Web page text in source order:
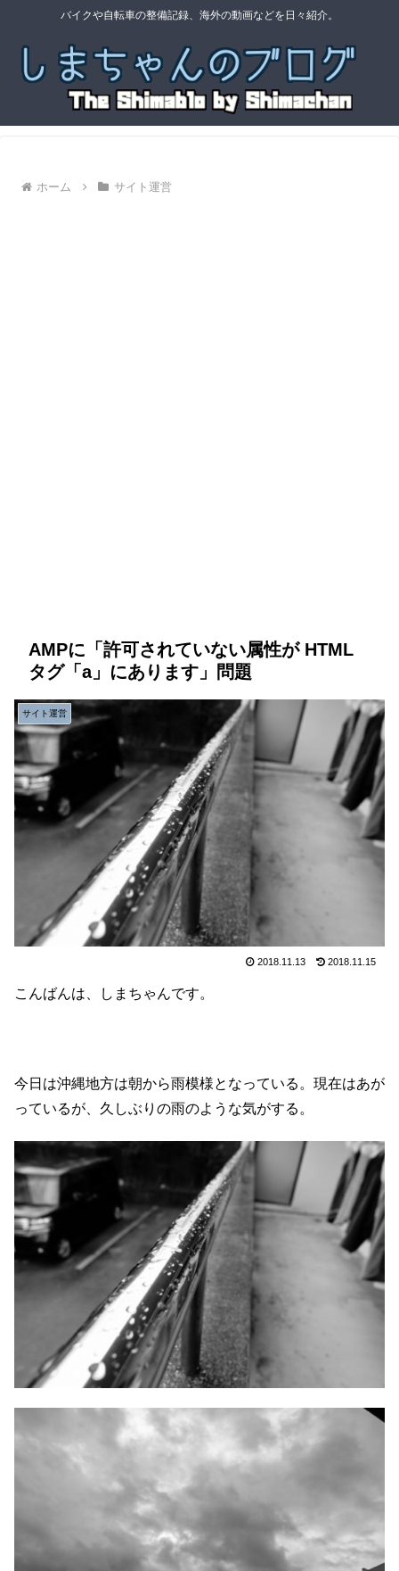
バイクや自転車の整備記録、海外の動画などを日々紹介。
ホーム サイト運営
AMPに「許可されていない属性が HTML
タグ「a」にあります」問題
サイト運営
2018.11.13 2018.11.15
こんばんは、しまちゃんです。
今日は沖縄地方は朝から雨模様となっている。現在はあが
っているが、久しぶりの雨のような気がする。